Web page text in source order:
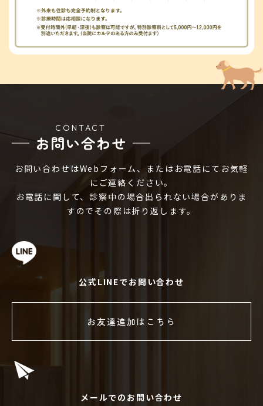
CONTACT
お問い合わせ
お問い合わせはWebフォーム、またはお電話にてお気軽
にご連絡ください。
お電話に関して、診察中の場合出られない場合がありま
すのでその際は折り返します。
公式LINEでお問い合わせ
お友達追加はこちら
メールでのお問い合わせ